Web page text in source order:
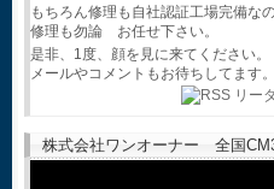
もちろん修理も自社認証工場完備な
修理も勿論 お任せ下さい。
是非、1度、顔を見に来てください。
メールやコメントもお待ちしてます。
株式会社ワンオーナー 全国